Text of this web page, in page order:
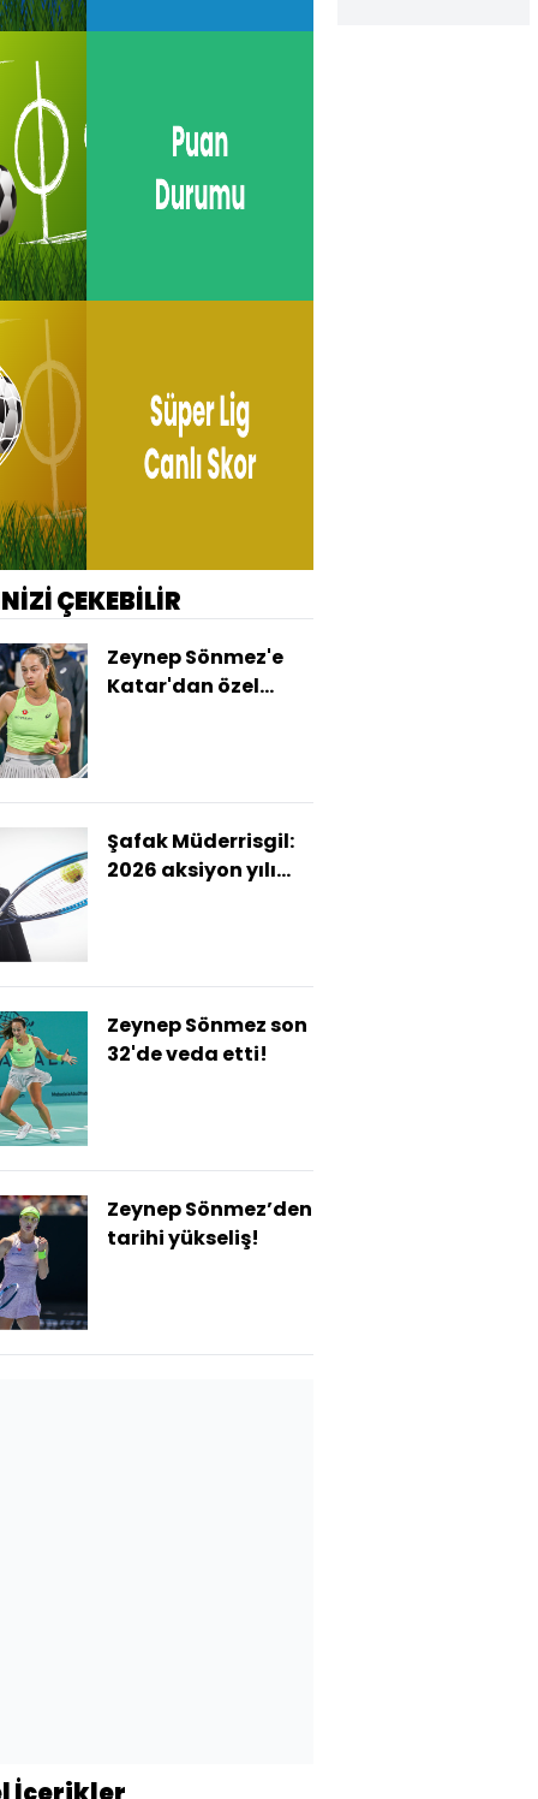
ÇEKEBİLİR
Zeynep Sönmez'e
Katar'dan özel
Şafak Müderrisgil:
2026 aksiyon yılı
Zeynep Sönmez son
32'de veda etti!
Zeynep Sönmez’den
tarihi yükseliş!